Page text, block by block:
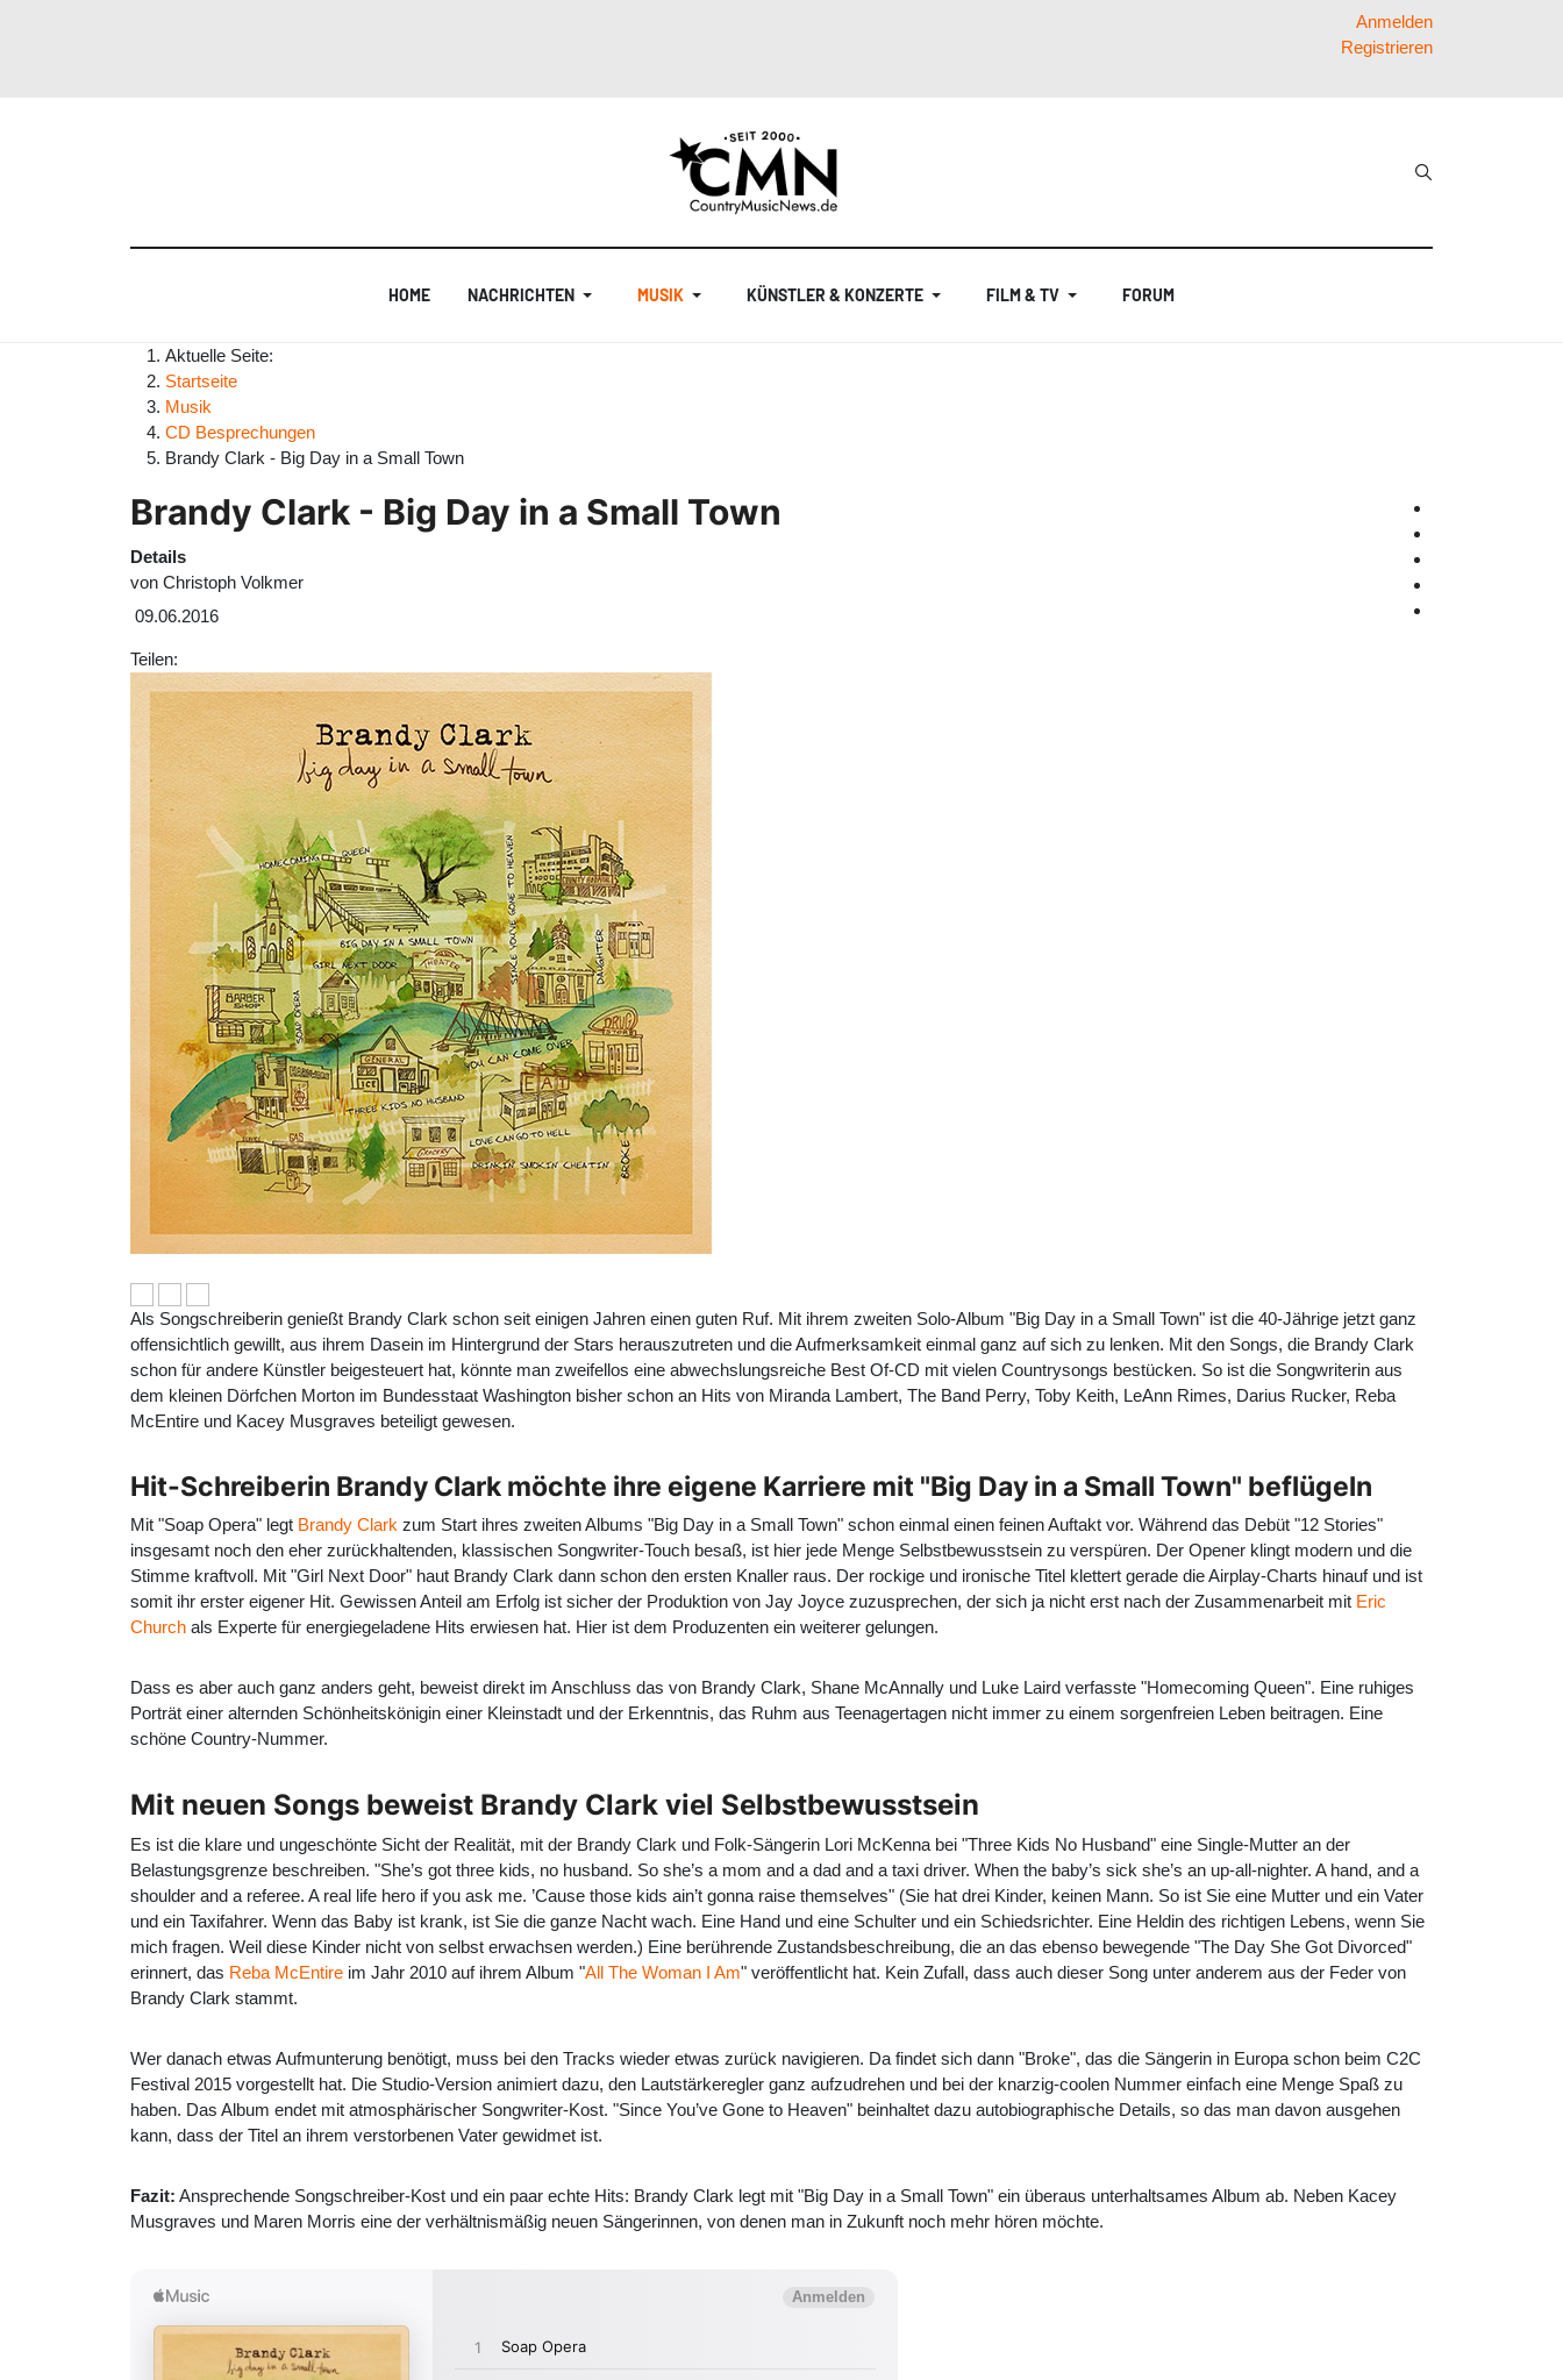
Anmelden
Registrieren
HOME NACHRICHTEN MUSIK KÜNSTLER & KONZERTE FILM & TV FORUM
Aktuelle Seite:
Startseite
Musik
CD Besprechungen
Brandy Clark - Big Day in a Small Town
Brandy Clark - Big Day in a Small Town
Details
von Christoph Volkmer
09.06.2016
Teilen:
Als Songschreiberin genießt Brandy Clark schon seit einigen Jahren einen guten Ruf. Mit ihrem zweiten Solo-Album "Big Day in a Small Town" ist die 40-Jährige jetzt ganz
offensichtlich gewillt, aus ihrem Dasein im Hintergrund der Stars herauszutreten und die Aufmerksamkeit einmal ganz auf sich zu lenken. Mit den Songs, die Brandy Clark
schon für andere Künstler beigesteuert hat, könnte man zweifellos eine abwechslungsreiche Best Of-CD mit vielen Countrysongs bestücken. So ist die Songwriterin aus
dem kleinen Dörfchen Morton im Bundesstaat Washington bisher schon an Hits von Miranda Lambert, The Band Perry, Toby Keith, LeAnn Rimes, Darius Rucker, Reba
McEntire und Kacey Musgraves beteiligt gewesen.
Hit-Schreiberin Brandy Clark möchte ihre eigene Karriere mit "Big Day in a Small Town" beflügeln
Mit "Soap Opera" legt Brandy Clark zum Start ihres zweiten Albums "Big Day in a Small Town" schon einmal einen feinen Auftakt vor. Während das Debüt "12 Stories"
insgesamt noch den eher zurückhaltenden, klassischen Songwriter-Touch besaß, ist hier jede Menge Selbstbewusstsein zu verspüren. Der Opener klingt modern und die
Stimme kraftvoll. Mit "Girl Next Door" haut Brandy Clark dann schon den ersten Knaller raus. Der rockige und ironische Titel klettert gerade die Airplay-Charts hinauf und ist
somit ihr erster eigener Hit. Gewissen Anteil am Erfolg ist sicher der Produktion von Jay Joyce zuzusprechen, der sich ja nicht erst nach der Zusammenarbeit mit Eric
Church als Experte für energiegeladene Hits erwiesen hat. Hier ist dem Produzenten ein weiterer gelungen.
Dass es aber auch ganz anders geht, beweist direkt im Anschluss das von Brandy Clark, Shane McAnnally und Luke Laird verfasste "Homecoming Queen". Eine ruhiges
Porträt einer alternden Schönheitskönigin einer Kleinstadt und der Erkenntnis, das Ruhm aus Teenagertagen nicht immer zu einem sorgenfreien Leben beitragen. Eine
schöne Country-Nummer.
Mit neuen Songs beweist Brandy Clark viel Selbstbewusstsein
Es ist die klare und ungeschönte Sicht der Realität, mit der Brandy Clark und Folk-Sängerin Lori McKenna bei "Three Kids No Husband" eine Single-Mutter an der
Belastungsgrenze beschreiben. "She’s got three kids, no husband. So she’s a mom and a dad and a taxi driver. When the baby’s sick she’s an up-all-nighter. A hand, and a
shoulder and a referee. A real life hero if you ask me. ’Cause those kids ain’t gonna raise themselves" (Sie hat drei Kinder, keinen Mann. So ist Sie eine Mutter und ein Vater
und ein Taxifahrer. Wenn das Baby ist krank, ist Sie die ganze Nacht wach. Eine Hand und eine Schulter und ein Schiedsrichter. Eine Heldin des richtigen Lebens, wenn Sie
mich fragen. Weil diese Kinder nicht von selbst erwachsen werden.) Eine berührende Zustandsbeschreibung, die an das ebenso bewegende "The Day She Got Divorced"
erinnert, das Reba McEntire im Jahr 2010 auf ihrem Album "All The Woman I Am" veröffentlicht hat. Kein Zufall, dass auch dieser Song unter anderem aus der Feder von
Brandy Clark stammt.
Wer danach etwas Aufmunterung benötigt, muss bei den Tracks wieder etwas zurück navigieren. Da findet sich dann "Broke", das die Sängerin in Europa schon beim C2C
Festival 2015 vorgestellt hat. Die Studio-Version animiert dazu, den Lautstärkeregler ganz aufzudrehen und bei der knarzig-coolen Nummer einfach eine Menge Spaß zu
haben. Das Album endet mit atmosphärischer Songwriter-Kost. "Since You’ve Gone to Heaven" beinhaltet dazu autobiographische Details, so das man davon ausgehen
kann, dass der Titel an ihrem verstorbenen Vater gewidmet ist.
Fazit: Ansprechende Songschreiber-Kost und ein paar echte Hits: Brandy Clark legt mit "Big Day in a Small Town" ein überaus unterhaltsames Album ab. Neben Kacey
Musgraves und Maren Morris eine der verhältnismäßig neuen Sängerinnen, von denen man in Zukunft noch mehr hören möchte.